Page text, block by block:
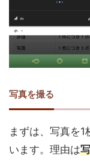
写真を撮る
まずは、写真を
います。理由は